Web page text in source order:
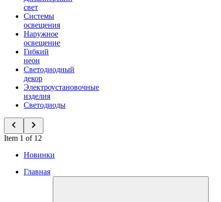
свет
Системы
освещения
Наружное
освещение
Гибкий
неон
Светодиодный
декор
Электроустановочные
изделия
Светодиоды
Item 1 of 12
Новинки
Главная